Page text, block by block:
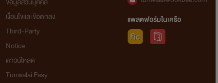
เงื่อนไขและข้อตกลง
Third-Party
Notice
ดาวน์โหลด
Tunwalai Easy
แพลตฟอร์มในเครือ